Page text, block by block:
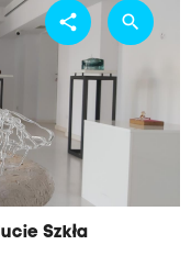
Szkła
share search